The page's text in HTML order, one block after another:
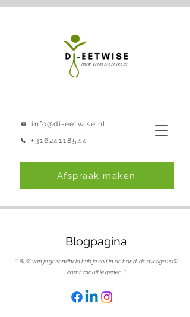
info@di-eetwise.nl
+31624118544
Afspraak maken
Blogpagina
'' 80% van je gezondheid heb je zelf in de hand, de overige 20%
komt vanuit je genen ''